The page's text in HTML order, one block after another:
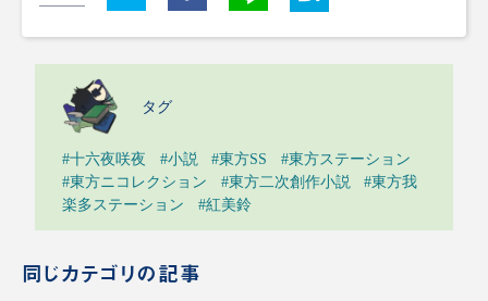
タグ
#十六夜咲夜 #小説 #東方SS
#東方ステーション
#東方ニコレクション
#東方二次創作小説
#東方我
楽多ステーション
#紅美鈴
同じカテゴリの記事